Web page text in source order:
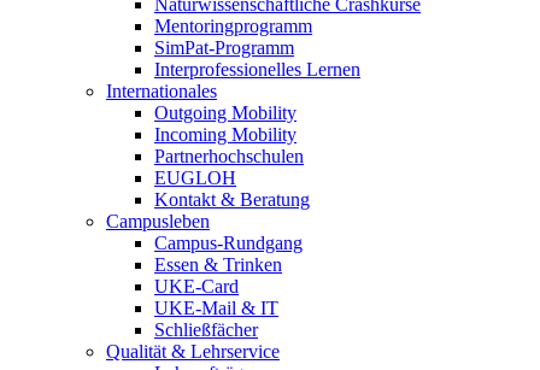
Naturwissenschaftliche Crashkurse
Mentoringprogramm
SimPat-Programm
Interprofessionelles Lernen
Internationales
Outgoing Mobility
Incoming Mobility
Partnerhochschulen
EUGLOH
Kontakt & Beratung
Campusleben
Campus-Rundgang
Essen & Trinken
UKE-Card
UKE-Mail & IT
Schließfächer
Qualität & Lehrservice